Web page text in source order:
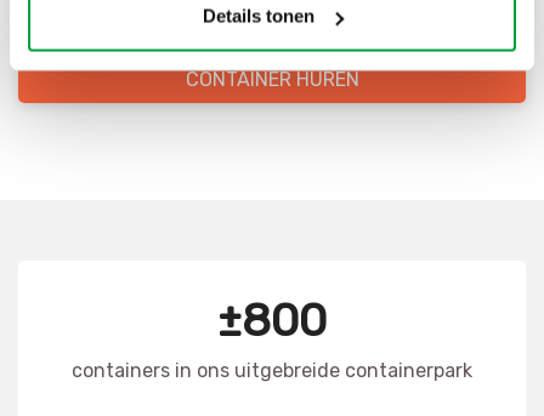
Details tonen
Snelle klantenservice
CONTAINER HUREN
±800
containers in ons uitgebreide containerpark